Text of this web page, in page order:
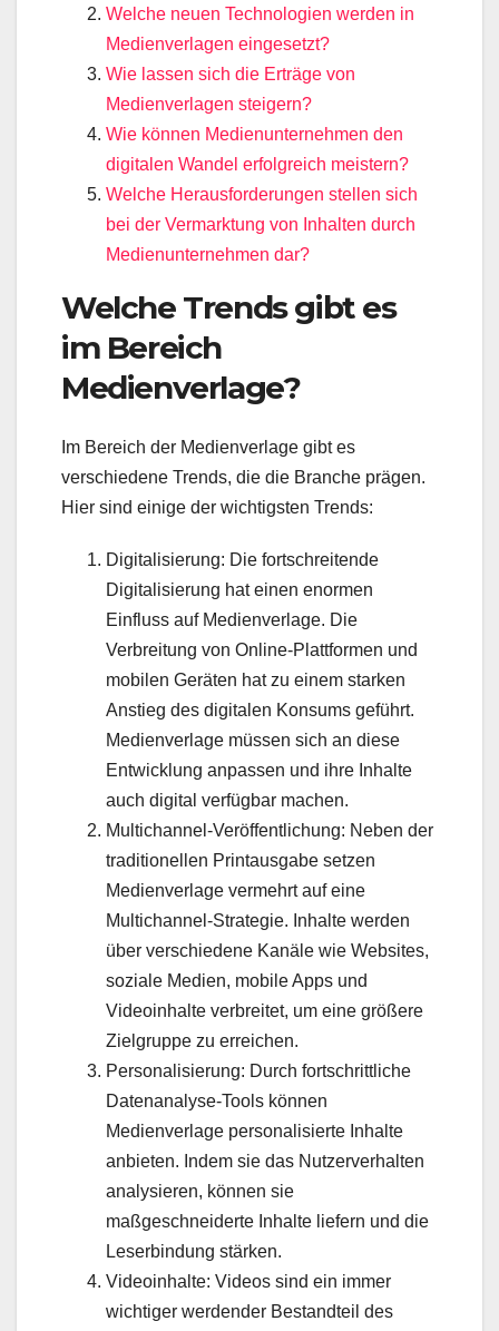
Welche neuen Technologien werden in
Medienverlagen eingesetzt?
Wie lassen sich die Erträge von
Medienverlagen steigern?
Wie können Medienunternehmen den
digitalen Wandel erfolgreich meistern?
Welche Herausforderungen stellen sich
bei der Vermarktung von Inhalten durch
Medienunternehmen dar?
Welche Trends gibt es
im Bereich
Medienverlage?
Im Bereich der Medienverlage gibt es
verschiedene Trends, die die Branche prägen.
Hier sind einige der wichtigsten Trends:
Digitalisierung: Die fortschreitende
Digitalisierung hat einen enormen
Einfluss auf Medienverlage. Die
Verbreitung von Online-Plattformen und
mobilen Geräten hat zu einem starken
Anstieg des digitalen Konsums geführt.
Medienverlage müssen sich an diese
Entwicklung anpassen und ihre Inhalte
auch digital verfügbar machen.
Multichannel-Veröffentlichung: Neben der
traditionellen Printausgabe setzen
Medienverlage vermehrt auf eine
Multichannel-Strategie. Inhalte werden
über verschiedene Kanäle wie Websites,
soziale Medien, mobile Apps und
Videoinhalte verbreitet, um eine größere
Zielgruppe zu erreichen.
Personalisierung: Durch fortschrittliche
Datenanalyse-Tools können
Medienverlage personalisierte Inhalte
anbieten. Indem sie das Nutzerverhalten
analysieren, können sie
maßgeschneiderte Inhalte liefern und die
Leserbindung stärken.
Videoinhalte: Videos sind ein immer
wichtiger werdender Bestandteil des